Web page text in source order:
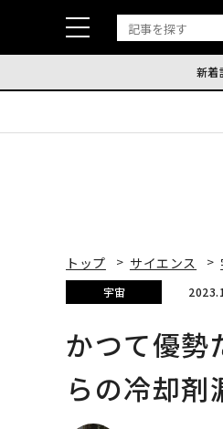
新着
トップ サイエンス
宇宙
かつて優勢
らの冷却剤